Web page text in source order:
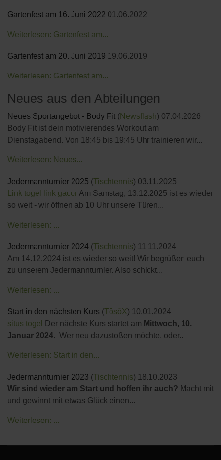
Gartenfest am 16. Juni 2022 01.06.2022
Weiterlesen: Gartenfest am...
Gartenfest am 20. Juni 2019 19.06.2019
Weiterlesen: Gartenfest am...
Neues aus den Abteilungen
Neues Sportangebot - Body Fit (Newsflash) 07.04.2026
Body Fit ist dein motivierendes Workout am
Dienstagabend. Von 18:45 bis 19:45 Uhr trainieren wir...
Weiterlesen: Neues...
Jedermannturnier 2025 (Tischtennis) 03.11.2025
Link togel
link gacor Am Samstag, 13.12.2025 ist es wieder
so weit - wir öffnen ab 10 Uhr unsere Türen...
Weiterlesen: ...
Jedermannturnier 2024 (Tischtennis) 11.11.2024
Am 14.12.2024 ist es wieder so weit! Wir begrüßen euch
zu unserem Jedermannturnier. Also schickt...
Weiterlesen: ...
Start in den nächsten Kurs (TôsôX) 10.01.2024
situs togel
Der nächste Kurs startet am Mittwoch, 10.
Januar 2024. Wer neu dazustoßen möchte, oder...
Weiterlesen: Start in den...
Jedermannturnier 2023 (Tischtennis) 18.10.2023
Wir sind wieder am Start und hoffen ihr auch? Macht mit
und gewinnt mit etwas Glück einen...
Weiterlesen: ...